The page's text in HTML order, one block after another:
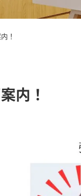
！
内！